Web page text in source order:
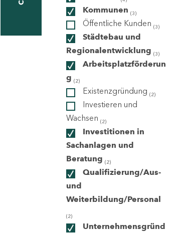
Kommunen (3)
Öffentliche Kunden (3)
Städtebau und
Regionalentwicklung (3)
Arbeitsplatzförderun
g (2)
Existenzgründung (2)
Investieren und
Wachsen (2)
Investitionen in
Sachanlagen und
Beratung (2)
Qualifizierung/Aus-
und
Weiterbildung/Personal
(2)
Unternehmensgründ